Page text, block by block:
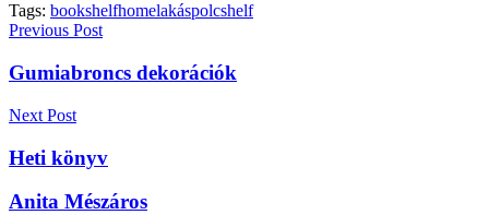
Tags: bookshelfhomelakáspolcshelf
Previous Post
Gumiabroncs dekorációk
Next Post
Heti könyv
Anita Mészáros